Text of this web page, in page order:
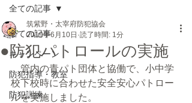
全ての記事
キャンペーン
防犯指導・教室
防犯訓練
全ての記事
●防犯パトロールの実施
筑紫野・太宰府防犯協会
2019年6月10日 読了時間: 1分
管内の青パト団体と協働で、小中学
校下校時に合わせた安全安心パトロー
ルを実施しました。